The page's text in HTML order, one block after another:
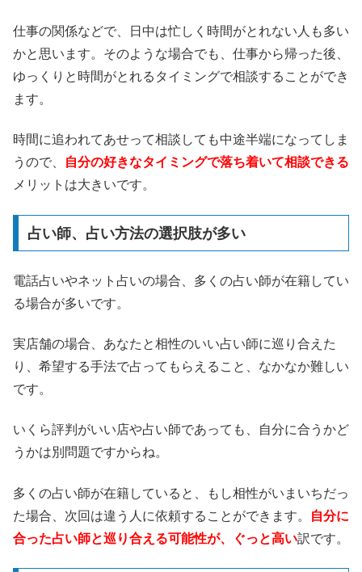
仕事の関係などで、日中は忙しく時間がとれない人も多い
かと思います。そのような場合でも、仕事から帰った後、
ゆっくりと時間がとれるタイミングで相談することができ
ます。
時間に追われてあせって相談しても中途半端になってしま
うので、
自分の好きなタイミングで落ち着いて相談できる
メリットは大きいです。
占い師、占い方法の選択肢が多い
電話占いやネット占いの場合、多くの占い師が在籍してい
る場合が多いです。
実店舗の場合、あなたと相性のいい占い師に巡り合えた
り、希望する手法で占ってもらえること、なかなか難しい
です。
いくら評判がいい店や占い師であっても、自分に合うかど
うかは別問題ですからね。
多くの占い師が在籍していると、もし相性がいまいちだっ
た場合、次回は違う人に依頼することができます。
自分に
合った占い師と巡り合える可能性が、ぐっと高い訳です。